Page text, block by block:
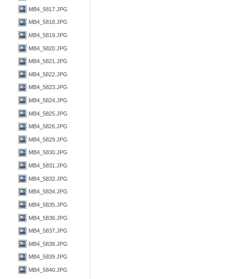
MB4_5817.JPG
MB4_5818.JPG
MB4_5819.JPG
MB4_5820.JPG
MB4_5821.JPG
MB4_5822.JPG
MB4_5823.JPG
MB4_5824.JPG
MB4_5825.JPG
MB4_5826.JPG
MB4_5829.JPG
MB4_5830.JPG
MB4_5831.JPG
MB4_5832.JPG
MB4_5834.JPG
MB4_5835.JPG
MB4_5836.JPG
MB4_5837.JPG
MB4_5838.JPG
MB4_5839.JPG
MB4_5840.JPG